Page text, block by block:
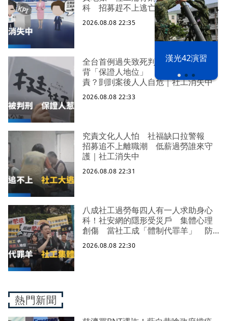
漢光42演習
科 招募趕不上逃亡潮 全台社工缺
口警報 揭薪資回捐黑幕 血汗錢遭
剝削
2026.08.08 22:35
全台首例過失致死判刑 社工陳尚潔
背「保證人地位」 機構脫身基層扛
責？剴剴案後人人自危｜社工消失中
2026.08.08 22:33
究責文化人人怕 社福缺口拉警報
招募追不上離職潮 低薪過勞誰來守
護｜社工消失中
2026.08.08 22:31
八成社工過勞每四人有一人求助身心
科！社安網的隱形受災戶 集體心理
創傷 當社工成「體制代罪羊」 防
禦性社工不敢多做無奈趨勢？耗竭殆
盡下的社安網危機｜社工消失中
2026.08.08 22:30
熱門新聞